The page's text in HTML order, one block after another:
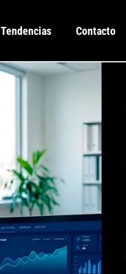
Tendencias Contacto